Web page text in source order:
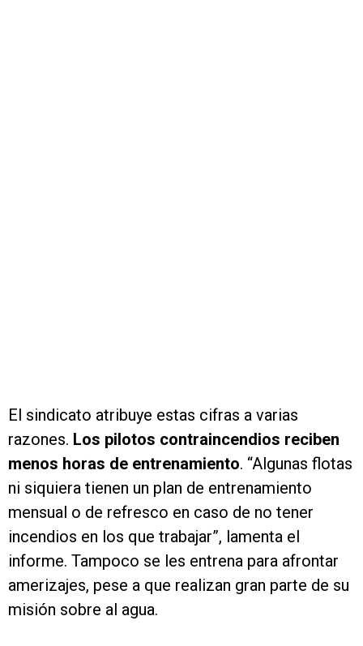
El sindicato atribuye estas cifras a varias
razones. Los pilotos contraincendios reciben
menos horas de entrenamiento. “Algunas flotas
ni siquiera tienen un plan de entrenamiento
mensual o de refresco en caso de no tener
incendios en los que trabajar”, lamenta el
informe. Tampoco se les entrena para afrontar
amerizajes, pese a que realizan gran parte de su
misión sobre al agua.